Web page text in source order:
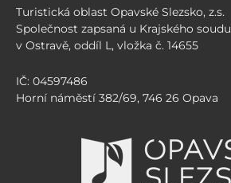
Turistická oblast Opavské Slezsko, z.s.
Společnost zapsaná u Krajského soudu
v Ostravě, oddíl L, vložka č. 14655
IČ: 04597486
Horní náměstí 382/69, 746 26 Opava